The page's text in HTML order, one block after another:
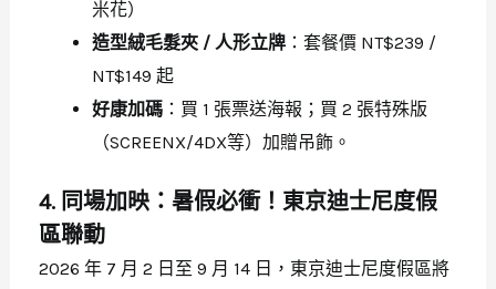
米花）
造型絨毛髮夾 / 人形立牌：套餐價 NT$239 /
NT$149 起
好康加碼：買 1 張票送海報；買 2 張特殊版
（SCREENX/4DX等）加贈吊飾。
4. 同場加映：暑假必衝！東京迪士尼度假
區聯動
2026 年 7 月 2 日至 9 月 14 日，東京迪士尼度假區將